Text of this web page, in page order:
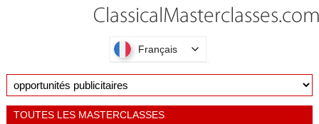
Français
TOUTES LES MASTERCLASSES